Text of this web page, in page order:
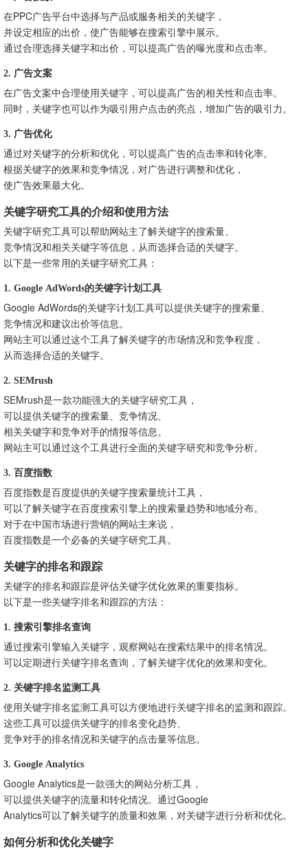
在PPC广告平台中选择与产品或服务相关的关键字，
并设定相应的出价，使广告能够在搜索引擎中展示。
通过合理选择关键字和出价，可以提高广告的曝光度和点击率。
2. 广告文案
在广告文案中合理使用关键字，可以提高广告的相关性和点击率。
同时，关键字也可以作为吸引用户点击的亮点，增加广告的吸引力。
3. 广告优化
通过对关键字的分析和优化，可以提高广告的点击率和转化率。
根据关键字的效果和竞争情况，对广告进行调整和优化，
使广告效果最大化。
关键字研究工具的介绍和使用方法
关键字研究工具可以帮助网站主了解关键字的搜索量、
竞争情况和相关关键字等信息，从而选择合适的关键字。
以下是一些常用的关键字研究工具：
1. Google AdWords的关键字计划工具
Google AdWords的关键字计划工具可以提供关键字的搜索量、
竞争情况和建议出价等信息。
网站主可以通过这个工具了解关键字的市场情况和竞争程度，
从而选择合适的关键字。
2. SEMrush
SEMrush是一款功能强大的关键字研究工具，
可以提供关键字的搜索量、竞争情况、
相关关键字和竞争对手的情报等信息。
网站主可以通过这个工具进行全面的关键字研究和竞争分析。
3. 百度指数
百度指数是百度提供的关键字搜索量统计工具，
可以了解关键字在百度搜索引擎上的搜索量趋势和地域分布。
对于在中国市场进行营销的网站主来说，
百度指数是一个必备的关键字研究工具。
关键字的排名和跟踪
关键字的排名和跟踪是评估关键字优化效果的重要指标。
以下是一些关键字排名和跟踪的方法：
1. 搜索引擎排名查询
通过搜索引擎输入关键字，观察网站在搜索结果中的排名情况。
可以定期进行关键字排名查询，了解关键字优化的效果和变化。
2. 关键字排名监测工具
使用关键字排名监测工具可以方便地进行关键字排名的监测和跟踪。
这些工具可以提供关键字的排名变化趋势、
竞争对手的排名情况和关键字的点击量等信息。
3. Google Analytics
Google Analytics是一款强大的网站分析工具，
可以提供关键字的流量和转化情况。通过Google
Analytics可以了解关键字的质量和效果，对关键字进行分析和优化。
如何分析和优化关键字